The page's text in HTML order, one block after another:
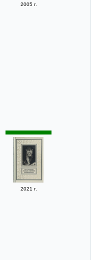
2005 г.
2021 г.